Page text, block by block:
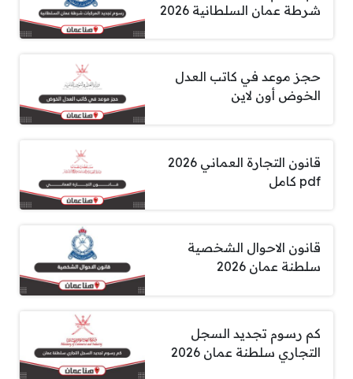
شرطة عمان السلطانية 2026
حجز موعد في كاتب العدل
الخوض أون لاين
قانون التجارة العماني 2026
pdf كامل
قانون الاحوال الشخصية
سلطنة عمان 2026
كم رسوم تجديد السجل
التجاري سلطنة عمان 2026